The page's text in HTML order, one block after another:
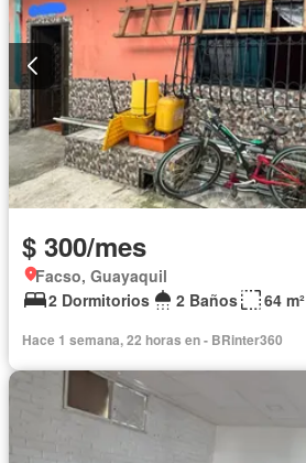
$ 300/mes
Facso, Guayaquil
2 Dormitorios
2 Baños 64 m²
Hace 1 semana, 22 horas en - BRinter360